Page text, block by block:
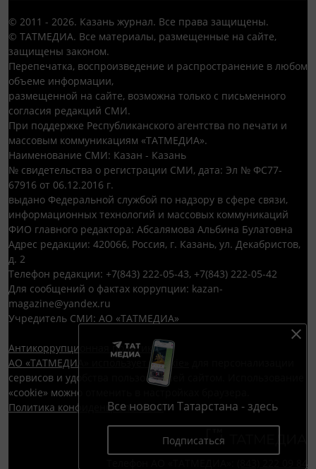
Все новости Татарстана - здесь
Подписаться
© 2011 - 2026. Казань журнал. Все права защищены.
© ТАТМЕДИА. Все материалы, размещенные на сайте,
защищены законом.
Перепечатка, воспроизведение и распространение в любом
объеме информации,
размещенной на сайте, возможна только с письменного
согласия редакций СМИ.
При поддержке Республиканского агентства по печати и
массовым коммуникациям «ТАТМЕДИА».
Наименование СМИ: Казан - Казань
№ свидетельства о регистрации СМИ, дата: Эл № ФС77-
67916 от 06.12.2016 г.
выдано Федеральной службой по надзору в сфере связи,
информационных технологий и массовых коммуникаций
ФИО главного редактора: Абсалямова Альбина Булатовна
Адрес редакции: 420066, Россия, г. Казань, ул. Декабристов,
д. 2
Телефон редакции: +7(843) 222-05-43, +7(843) 222-05-42
Для сообщений о фактах коррупции: kazan-
magazine@yandex.ru
Учредитель СМИ: АО «ТАТМЕДИА»
Антикоррупционная политика
АО «ТАТМЕДИА» использует «cookie»
сервисов и удобства пользователей сайтом. Использование
«cookie» можно отменить в настройках браузера.
Политика конфиденциальности
(843) 222 09 84